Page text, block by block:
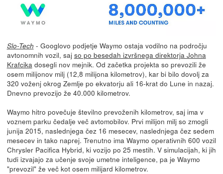
Slo-Tech - Googlovo podjetje Waymo ostaja vodilno na področju
avtonomnih vozil, saj so po besedah izvršnega direktorja Johna
Krafcikadosegli nov mejnik. Od začetka projekta so prevozili že
osem milijonov milj (12,8 milijona kilometrov), kar bi bilo dovolj za
320 voženj okrog Zemlje po ekvatorju ali 16-krat do Lune in nazaj.
Dnevno prevozijo že 40.000 kilometrov.
Waymo hitro povečuje številno prevoženih kilometrov, saj ima v
voznem parku čedalje več avtomobilov. Prvi milijon milj so zmogli
junija 2015, naslednjega čez 16 mesecev, naslednjega čez sedem
mesecev in tako naprej. Trenutno ima Waymo operativnih 600 vozil
Chrysler Pacifica Hybrid, ki vozijo po 25 mestih. V simulacijah, ki jih
tudi izvajajo za učenje svoje umetne inteligence, pa je Waymo
"prevozil" že več kot osem milijard kilometrov.